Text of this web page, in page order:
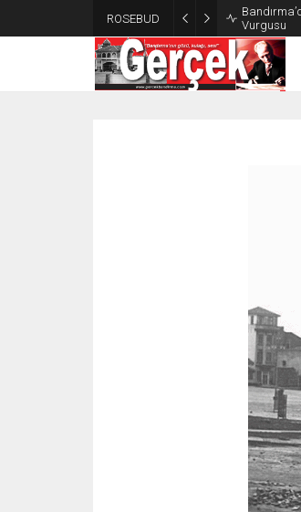
ROSEBUD
Vurgusu